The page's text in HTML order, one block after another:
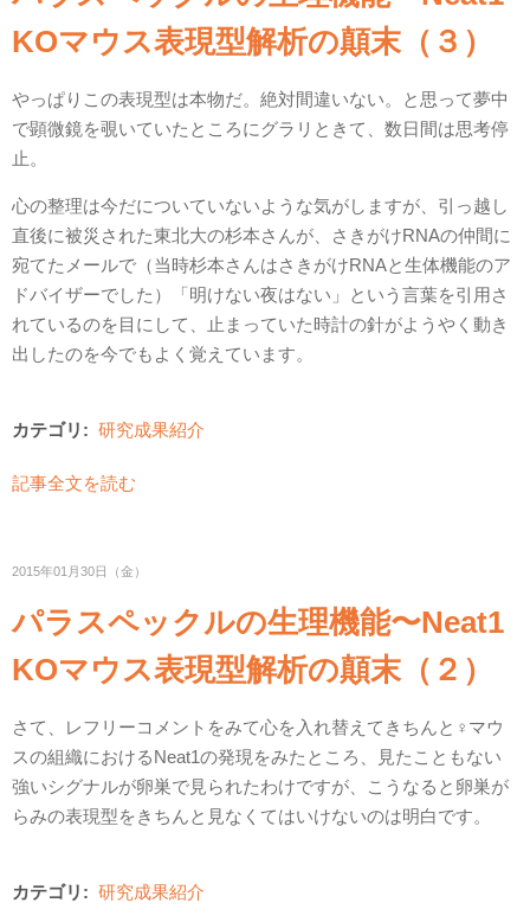
KOマウス表現型解析の顛末（３）
やっぱりこの表現型は本物だ。絶対間違いない。と思って夢中
で顕微鏡を覗いていたところにグラリときて、数日間は思考停
止。
心の整理は今だについていないような気がしますが、引っ越し
直後に被災された東北大の杉本さんが、さきがけRNAの仲間に
宛てたメールで（当時杉本さんはさきがけRNAと生体機能のア
ドバイザーでした）「明けない夜はない」という言葉を引用さ
れているのを目にして、止まっていた時計の針がようやく動き
出したのを今でもよく覚えています。
カテゴリ: 研究成果紹介
記事全文を読む
2015年01月30日（金）
パラスペックルの生理機能〜Neat1
KOマウス表現型解析の顛末（２）
さて、レフリーコメントをみて心を入れ替えてきちんと♀マウ
スの組織におけるNeat1の発現をみたところ、見たこともない
強いシグナルが卵巣で見られたわけですが、こうなると卵巣が
らみの表現型をきちんと見なくてはいけないのは明白です。
カテゴリ: 研究成果紹介